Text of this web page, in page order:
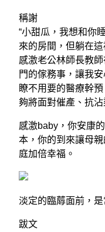
稱謝
“小甜瓜，我想和你
來的房間，但躺在
感激老公林師長教
門的傢務事，讓我
瞭不用要的醫療幹
夠將面對催產、抗
感激baby，你安康
本，你的到來讓母
庭加倍幸福。
淡定的臨蓐面前，
跋文